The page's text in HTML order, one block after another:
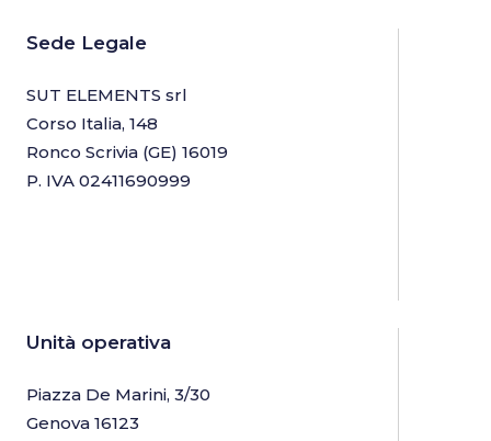
Sede Legale
SUT ELEMENTS srl
Corso Italia, 148
Ronco Scrivia (GE) 16019
P. IVA 02411690999
Unità operativa
Piazza De Marini, 3/30
Genova 16123